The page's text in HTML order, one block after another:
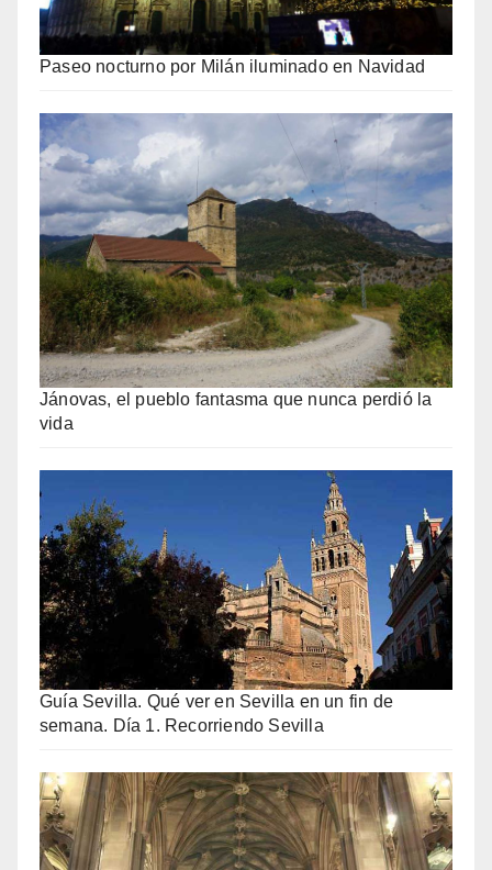
Paseo nocturno por Milán iluminado en Navidad
Jánovas, el pueblo fantasma que nunca perdió la
vida
Guía Sevilla. Qué ver en Sevilla en un fin de
semana. Día 1. Recorriendo Sevilla